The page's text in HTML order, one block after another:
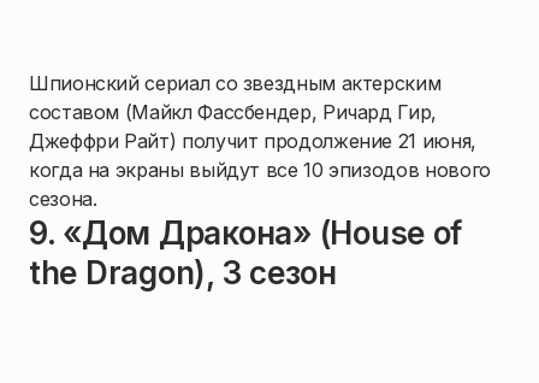
Шпионский сериал со звездным актерским
составом (Майкл Фассбендер, Ричард Гир,
Джеффри Райт) получит продолжение 21 июня,
когда на экраны выйдут все 10 эпизодов нового
сезона.
9. «Дом Дракона» (House of
the Dragon), 3 сезон